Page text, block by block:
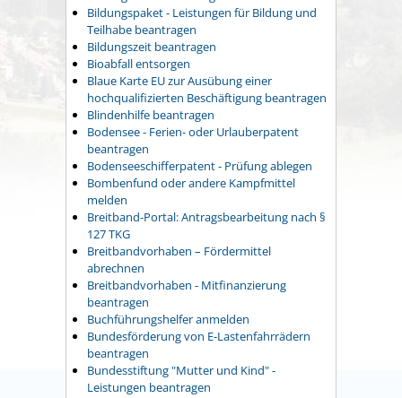
Bildungspaket - Leistungen für Bildung und
Teilhabe beantragen
Bildungszeit beantragen
Bioabfall entsorgen
Blaue Karte EU zur Ausübung einer
hochqualifizierten Beschäftigung beantragen
Blindenhilfe beantragen
Bodensee - Ferien- oder Urlauberpatent
beantragen
Bodenseeschifferpatent - Prüfung ablegen
Bombenfund oder andere Kampfmittel
melden
Breitband-Portal: Antragsbearbeitung nach §
127 TKG
Breitbandvorhaben – Fördermittel
abrechnen
Breitbandvorhaben - Mitfinanzierung
beantragen
Buchführungshelfer anmelden
Bundesförderung von E-Lastenfahrrädern
beantragen
Bundesstiftung "Mutter und Kind" -
Leistungen beantragen